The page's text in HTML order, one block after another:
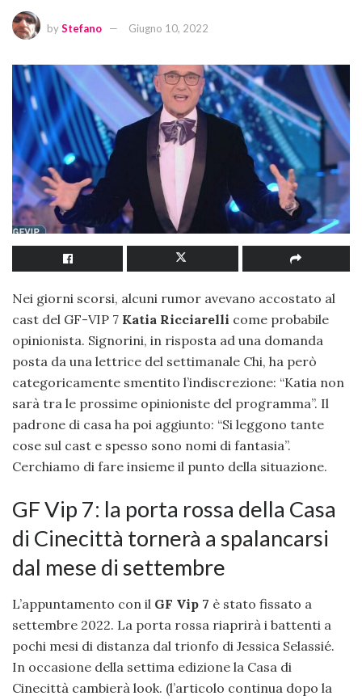
byStefano Giugno 10, 2022
Nei giorni scorsi, alcuni rumor avevano accostato al
cast del GF-VIP 7 Katia Ricciarelli come probabile
opinionista. Signorini, in risposta ad una domanda
posta da una lettrice del settimanale Chi, ha però
categoricamente smentito l’indiscrezione: “Katia non
sarà tra le prossime opinioniste del programma”. Il
padrone di casa ha poi aggiunto: “Si leggono tante
cose sul cast e spesso sono nomi di fantasia”.
Cerchiamo di fare insieme il punto della situazione.
GF Vip 7: la porta rossa della Casa
di Cinecittà tornerà a spalancarsi
dal mese di settembre
L’appuntamento con il GF Vip 7 è stato fissato a
settembre 2022. La porta rossa riaprirà i battenti a
pochi mesi di distanza dal trionfo di Jessica Selassié.
In occasione della settima edizione la Casa di
Cinecittà cambierà look. (l’articolo continua dopo la